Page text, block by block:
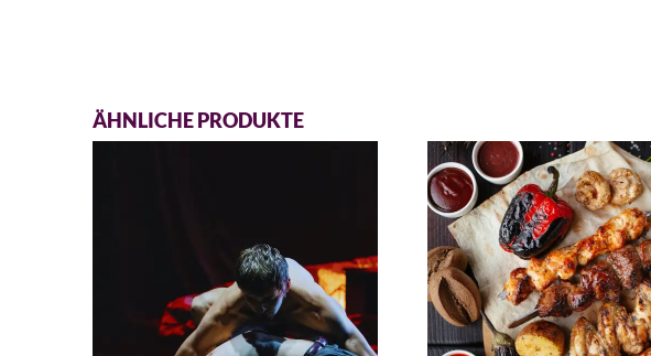
ÄHNLICHE PRODUKTE